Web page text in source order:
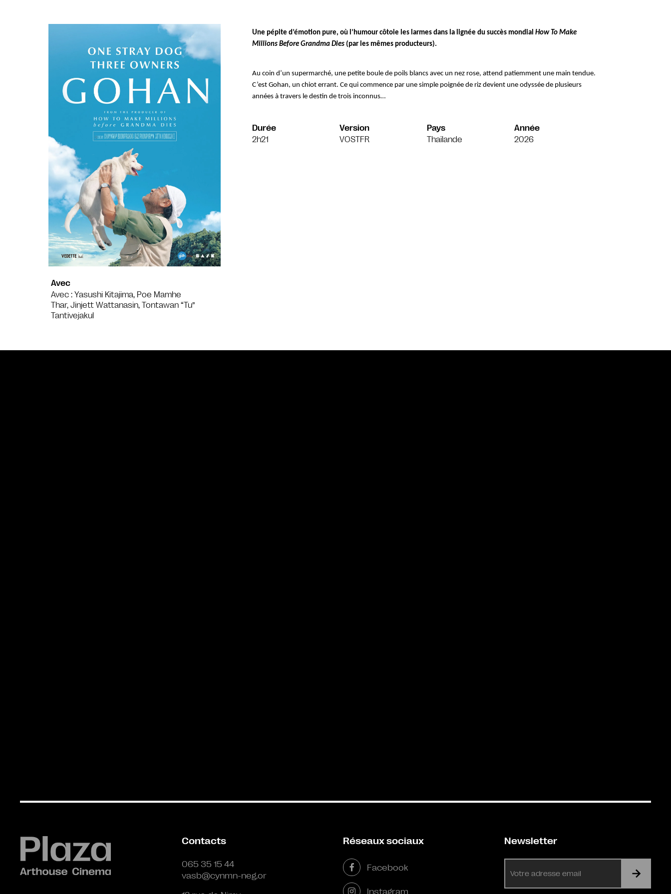
Avec
Avec : Yasushi Kitajima, Poe Mamhe
Thar, Jinjett Wattanasin, Tontawan “Tu”
Tantivejakul
Une pépite d’émotion pure, où l’humour côtoie les larmes dans la lignée du succès mondial How To Make
Millions Before Grandma Dies (par les mêmes producteurs).
Au coin d’un supermarché, une petite boule de poils blancs avec un nez rose, attend patiemment une main tendue.
C’est Gohan, un chiot errant. Ce qui commence par une simple poignée de riz devient une odyssée de plusieurs
années à travers le destin de trois inconnus…
Durée
2h21
Version
VOSTFR
Pays
Thaïlande
Année
2026
Contacts
065 35 15 44
vasb@cynmn-neg.or
Réseaux sociaux
Facebook
Instagram
Newsletter
mail